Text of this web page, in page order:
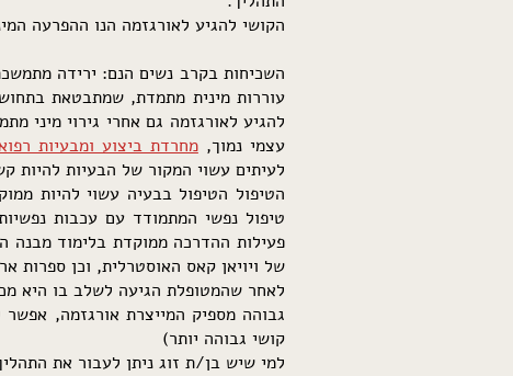
הקושי להגיע לאורגזמה הנו ההפרעה המינית
השכיחות בקרב נשים הנם: ירידה
עוררות מינית מתמדת, שמתבטאת
להגיע לאורגזמה גם אחרי גירוי מיני
עצמי נמוך,מחרדת ביצוע ומבעיות
לעיתים עשוי המקור של הבעיות להיות
הטיפול הטיפול בבעיה עשוי להיות
טיפול נפשי המתמודד עם עכבות
פעילות ההדרכה ממוקדת בלימוד מבנה
של ויויאן קאס האוסטרלית, וכן ספרות
לאחר שהמטופלת הגיעה לשלב בו היא
גבוהה מספיק המייצרת אורגזמה,
קושי גבוהה יותר)
למי שיש בן/ת זוג ניתן לעבור את